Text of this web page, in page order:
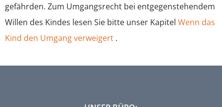
gefährden. Zum Umgangsrecht bei entgegenstehendem
Willen des Kindes lesen Sie bitte unser Kapitel Wenn das
Kind den Umgang verweigert .